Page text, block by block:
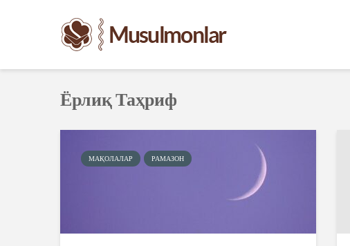
Ёрлиқ Таҳриф
МАҚОЛАЛАР РАМАЗОН